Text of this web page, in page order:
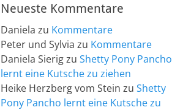
Neueste Kommentare
Daniela zu Kommentare
Peter und Sylvia zu Kommentare
Daniela Sierigzu Shetty Pony Pancho
lernt eine Kutsche zu ziehen
Heike Herzberg vom Stein zu Shetty
Pony Pancho lernt eine Kutsche zu